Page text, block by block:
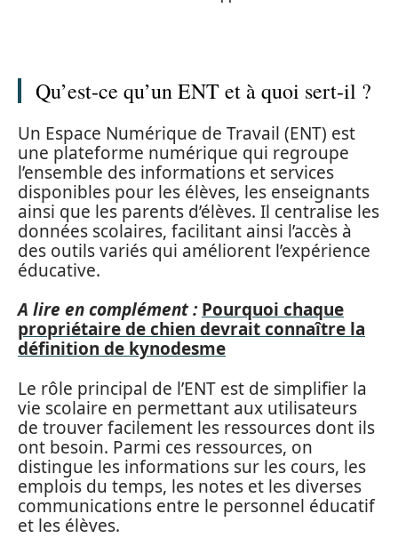
Qu’est-ce qu’un ENT et à quoi sert-il ?
Un Espace Numérique de Travail (ENT) est
une plateforme numérique qui regroupe
l’ensemble des informations et services
disponibles pour les élèves, les enseignants
ainsi que les parents d’élèves. Il centralise les
données scolaires, facilitant ainsi l’accès à
des outils variés qui améliorent l’expérience
éducative.
A lire en complément : Pourquoi chaque
propriétaire de chien devrait connaître la
définition de kynodesme
Le rôle principal de l’ENT est de simplifier la
vie scolaire en permettant aux utilisateurs
de trouver facilement les ressources dont ils
ont besoin. Parmi ces ressources, on
distingue les informations sur les cours, les
emplois du temps, les notes et les diverses
communications entre le personnel éducatif
et les élèves.